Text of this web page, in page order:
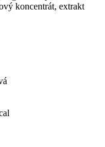
koncentrát, extrakt